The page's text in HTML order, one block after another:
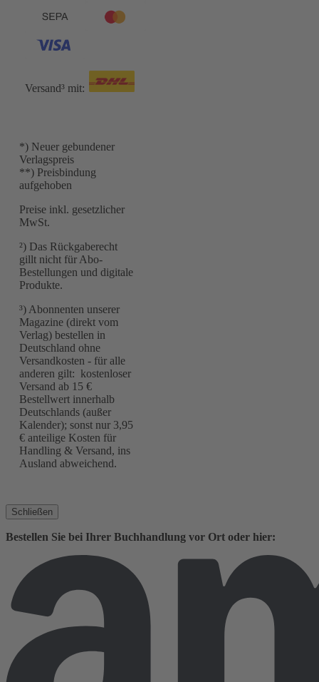
Versand³ mit:
*) Neuer gebundener
Verlagspreis
**) Preisbindung
aufgehoben
Preise inkl. gesetzlicher
MwSt.
²) Das Rückgaberecht
gillt nicht für Abo-
Bestellungen und digitale
Produkte.
³) Abonnenten unserer
Magazine (direkt vom
Verlag) bestellen in
Deutschland ohne
Versandkosten - für alle
anderen gilt: kostenloser
Versand ab 15 €
Bestellwert innerhalb
Deutschlands (außer
Kalender); sonst nur 3,95
€ anteilige Kosten für
Handling & Versand, ins
Ausland abweichend.
Schließen
Bestellen Sie bei Ihrer Buchhandlung vor Ort oder hier: